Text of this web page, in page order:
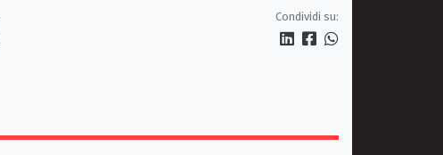
Condividi su: